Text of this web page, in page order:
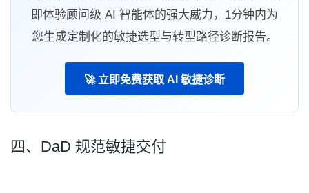
即体验顾问级 AI 智能体的强大威力，1分钟内为
您生成定制化的敏捷选型与转型路径诊断报告。
🚀 立即免费获取 AI 敏捷诊断
四、DaD 规范敏捷交付